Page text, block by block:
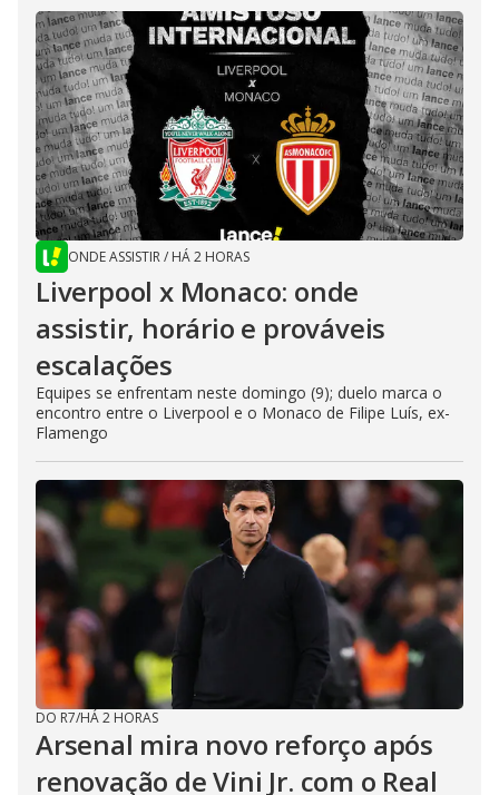
ONDE ASSISTIR/ HÁ 2 HORAS
Liverpool x Monaco: onde
assistir, horário e prováveis
escalações
Equipes se enfrentam neste domingo (9); duelo marca o
encontro entre o Liverpool e o Monaco de Filipe Luís, ex-
Flamengo
DO R7/HÁ 2 HORAS
Arsenal mira novo reforço após
renovação de Vini Jr. com o Real